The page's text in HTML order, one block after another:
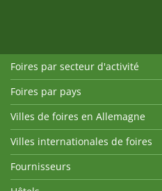
Foires par secteur d'activité
Foires par pays
Villes de foires en Allemagne
Villes internationales de foires
Fournisseurs